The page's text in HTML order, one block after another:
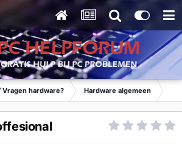
Vragen hardware? Hardware algemeen